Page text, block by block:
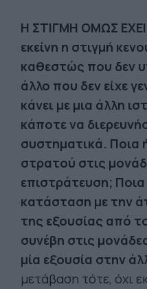
Η ΣΤΙΓΜΗ ΟΜΩΣ
εκείνη η στιγμή
καθεστώς που δεν
άλλο που δεν είχε
κάνει με μια άλλη
κάποτε να
συστηματικά. Ποια
στρατού στις
επιστράτευση;
κατάσταση με την
της εξουσίας από
συνέβη στις
μία εξουσία στην
μετάβαση τότε, όχι